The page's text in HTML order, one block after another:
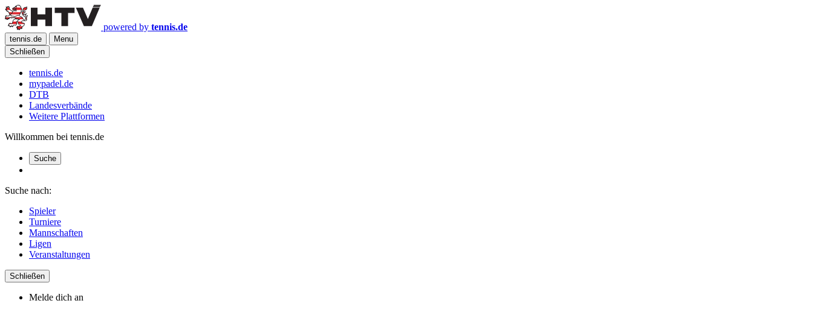
powered by tennis.de
tennis.de
Menu
Schließen
tennis.de
mypadel.de
DTB
Landesverbände
Weitere Plattformen
Willkommen bei tennis.de
Suche
Suche nach:
Spieler
Turniere
Mannschaften
Ligen
Veranstaltungen
Schließen
Melde dich an